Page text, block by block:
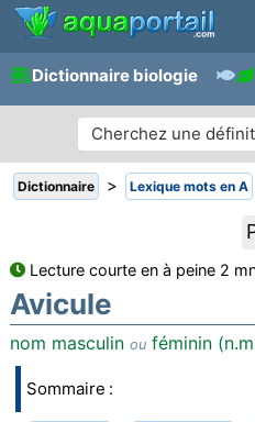
Dictionnaire biologie
Dictionnaire > Lexique mots en A
Lecture courte en à peine 2
Avicule
nom masculin ouféminin
Sommaire :